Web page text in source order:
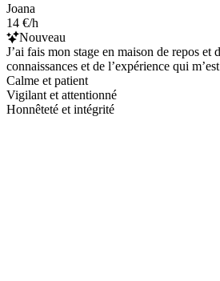
Joana
14 €/h
Nouveau
J’ai fais mon stage en maison de repos et
connaissances et de l’expérience qui
Calme et patient
Vigilant et attentionné
Honnêteté et intégrité